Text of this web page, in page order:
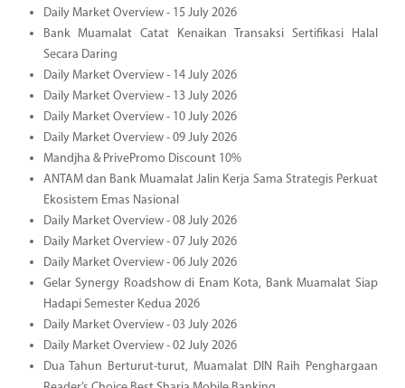
Daily Market Overview - 15 July 2026
Bank Muamalat Catat Kenaikan Transaksi Sertifikasi Halal
Secara Daring
Daily Market Overview - 14 July 2026
Daily Market Overview - 13 July 2026
Daily Market Overview - 10 July 2026
Daily Market Overview - 09 July 2026
Mandjha & PrivePromo Discount 10%
ANTAM dan Bank Muamalat Jalin Kerja Sama Strategis Perkuat
Ekosistem Emas Nasional
Daily Market Overview - 08 July 2026
Daily Market Overview - 07 July 2026
Daily Market Overview - 06 July 2026
Gelar Synergy Roadshow di Enam Kota, Bank Muamalat Siap
Hadapi Semester Kedua 2026
Daily Market Overview - 03 July 2026
Daily Market Overview - 02 July 2026
Dua Tahun Berturut-turut, Muamalat DIN Raih Penghargaan